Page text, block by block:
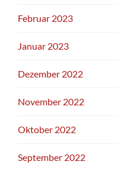
Februar 2023
Januar 2023
Dezember 2022
November 2022
Oktober 2022
September 2022